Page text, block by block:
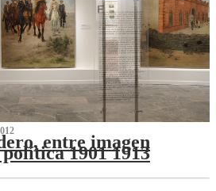
entre imagen
1901 1913